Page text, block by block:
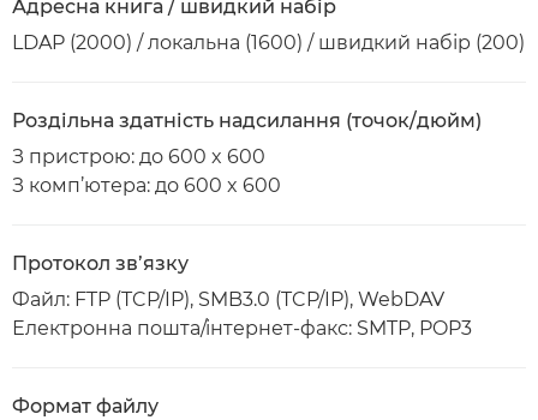
Адресна книга / швидкий набір
LDAP (2000) / локальна (1600) / швидкий набір (200)
Роздільна здатність надсилання (точок/дюйм)
З пристрою: до 600 x 600
З комп’ютера: до 600 x 600
Протокол зв’язку
Файл: FTP (TCP/IP), SMB3.0 (TCP/IP), WebDAV
Електронна пошта/інтернет-факс: SMTP, POP3
Формат файлу